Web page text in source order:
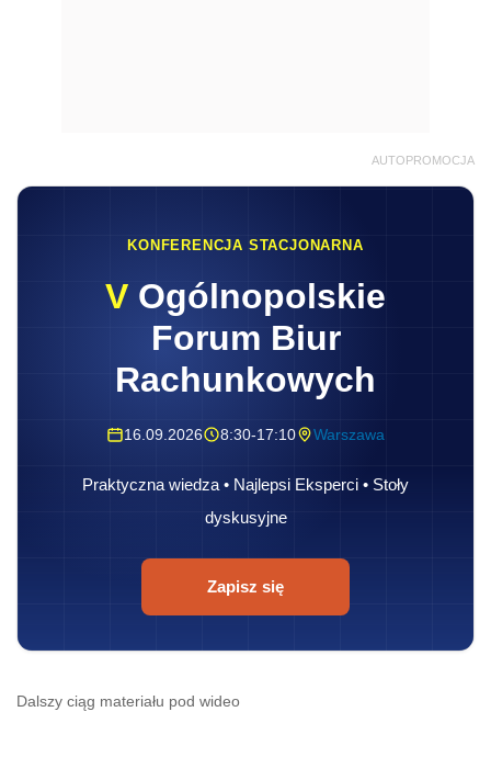
AUTOPROMOCJA
KONFERENCJA STACJONARNA
V Ogólnopolskie
Forum Biur
Rachunkowych
16.09.2026 8:30-17:10 Warszawa
Praktyczna wiedza • Najlepsi Eksperci • Stoły
dyskusyjne
Zapisz się
Dalszy ciąg materiału pod wideo